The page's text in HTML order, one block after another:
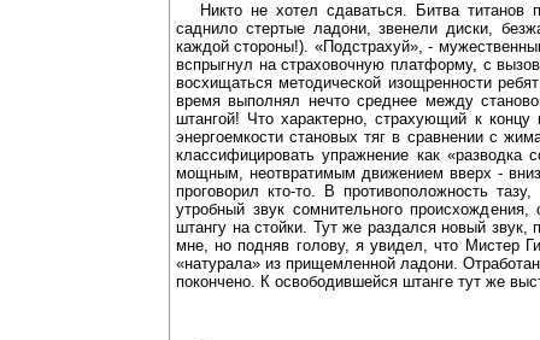
Никто не хотел сдаваться. Битва
саднило стертые ладони, звенели диски,
каждой стороны!). «Подстрахуй», -
вспрыгнул на страховочную платформу, с
восхищаться методической изощренности
время выполнял нечто среднее между
штангой! Что характерно, страхующий к
энергоемкости становых тяг в сравнении с
классифицировать упражнение как
мощным, неотвратимым движением вверх -
проговорил кто-то. В противоположность
утробный звук сомнительного
штангу на стойки. Тут же раздался новый
мне, но подняв голову, я увидел, что Мистер
«натурала» из прищемленной ладони.
покончено. К освободившейся штанге тут же